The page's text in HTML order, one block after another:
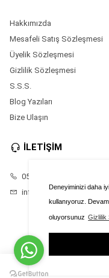
Deneyiminizi daha
kullanıyoruz.
oluyorsunuz Gizlilik
Hakkımızda
Mesafeli Satış Sözleşmesi
Üyelik Sözleşmesi
Gizlilik Sözleşmesi
S.S.S.
Blog Yazıları
Bize Ulaşın
İLETİŞİM
05528686874
info@saatimonline.com